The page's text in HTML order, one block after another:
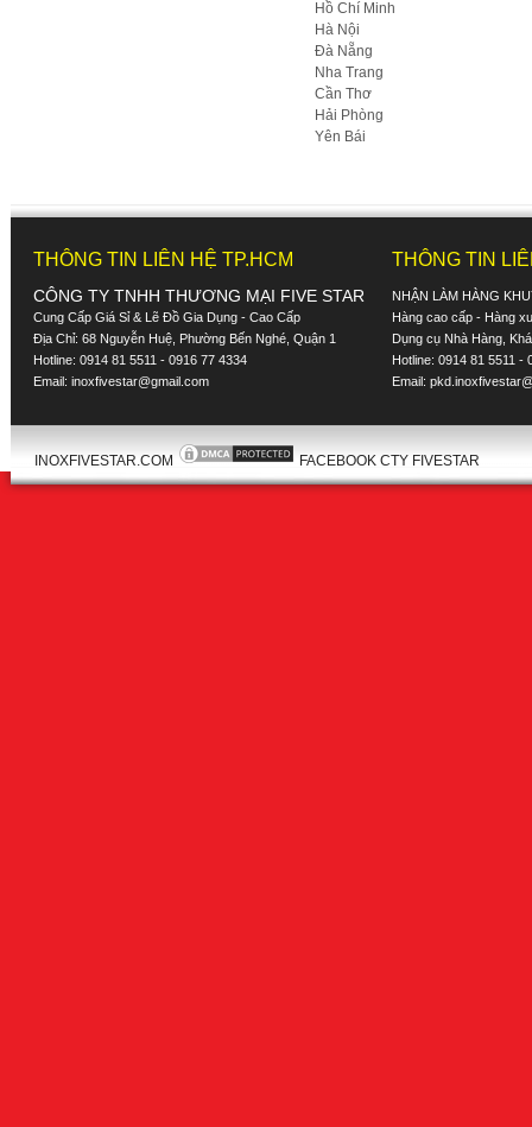
Hồ Chí Minh
Hà Nội
Đà Nẵng
Nha Trang
Cần Thơ
Hải Phòng
Yên Bái
Hỏi: Công ty bạn có Chính Sách
: Có, Cty chúng tôi luôn
Sản phẩm inox 430 Bảo hành 5
Sản phẩm inox 304 Bảo hành 25
.
Hỏi
: Tôi muốn mua bộ nồi của
: Bạn chỉ cần nhấn
THÔNG TIN LIÊN HỆ TP.HCM
CÔNG TY TNHH THƯƠNG MẠI FIVE STAR
Cung Cấp Giá Sỉ & Lẽ Đồ Gia Dụng - Cao Cấp
Địa Chỉ: 68 Nguyễn Huệ, Phường Bến Nghé, Quận 1
Hotline: 0914 81 5511 - 0916 77 4334
Email: inoxfivestar@gmail.com
THÔNG TIN
NHẬN LÀM HÀNG
Hàng cao cấp - Hàng
Dụng cụ Nhà Hàng,
Hotline: 0914 81 5511 -
Email:
INOXFIVESTAR.COM FACEBOOK CTY FIVESTAR